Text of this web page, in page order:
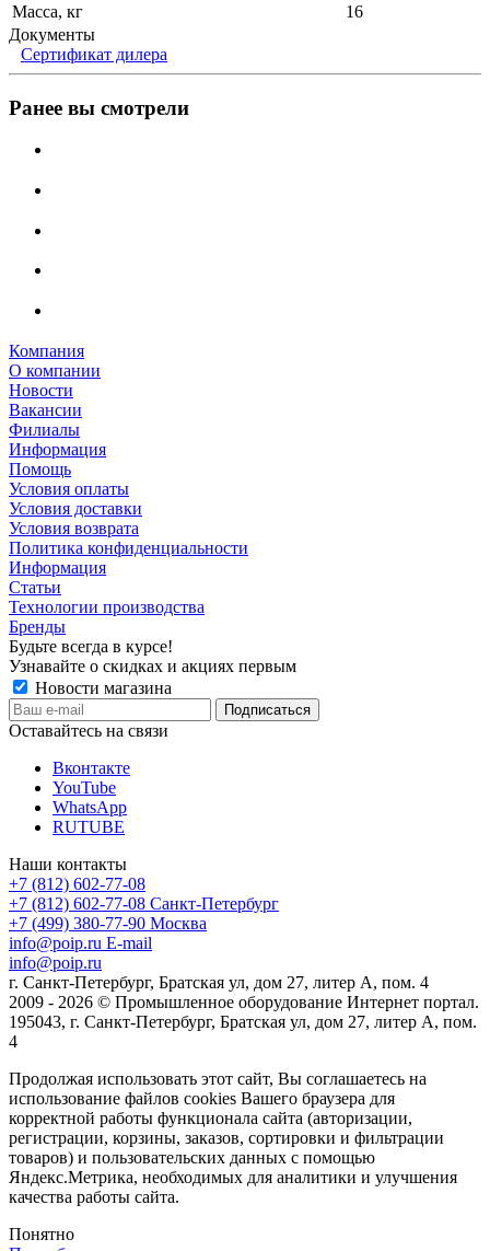
Масса, кг
16
Документы
Сертификат дилера
Ранее вы смотрели
Компания
О компании
Новости
Вакансии
Филиалы
Информация
Помощь
Условия оплаты
Условия доставки
Условия возврата
Политика конфиденциальности
Информация
Статьи
Технологии производства
Бренды
Будьте всегда в курсе!
Узнавайте о скидках и акциях первым
Новости магазина
Оставайтесь на связи
Вконтакте
YouTube
WhatsApp
RUTUBE
Наши контакты
+7 (812) 602-77-08
+7 (812) 602-77-08 Санкт-Петербург
+7 (499) 380-77-90 Москва
info@poip.ru E-mail
info@poip.ru
г. Санкт-Петербург, Братская ул, дом 27, литер А, пом. 4
2009 - 2026 © Промышленное оборудование Интернет портал.
195043, г. Санкт-Петербург, Братская ул, дом 27, литер А, пом.
4
Продолжая использовать этот сайт, Вы соглашаетесь на
использование файлов cookies Вашего браузера для
корректной работы функционала сайта (авторизации,
регистрации, корзины, заказов, сортировки и фильтрации
товаров) и пользовательских данных с помощью
Яндекс.Метрика, необходимых для аналитики и улучшения
качества работы сайта.
Понятно